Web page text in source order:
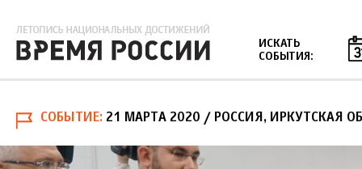
ИСКАТЬ
СОБЫТИЯ:
СОБЫТИЕ 21 МАРТА 2020 / РОССИЯ, ИРКУТСКАЯ